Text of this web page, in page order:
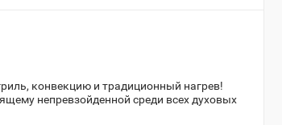
Артикул:929434
327 990
конвекцию и традиционный нагрев!
непревзойденной среди всех духовых